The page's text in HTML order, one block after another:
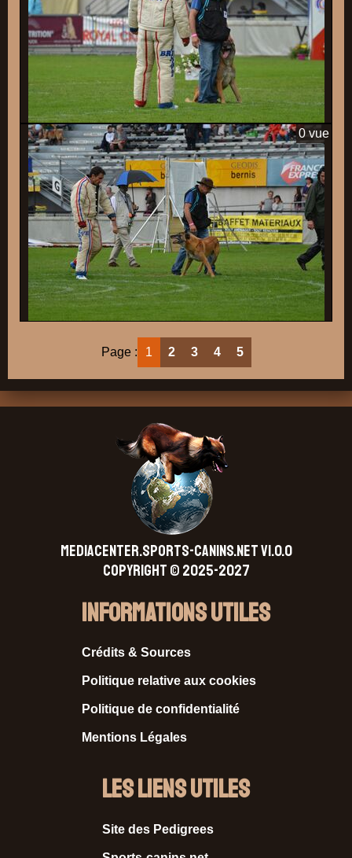
0 vue
Page : 1 2 3 4 5
MEDIACENTER.SPORTS-CANINS.NET V1.0.0
Copyright © 2025-2027
Informations Utiles
Crédits & Sources
Politique relative aux cookies
Politique de confidentialité
Mentions Légales
Les liens utiles
Site des Pedigrees